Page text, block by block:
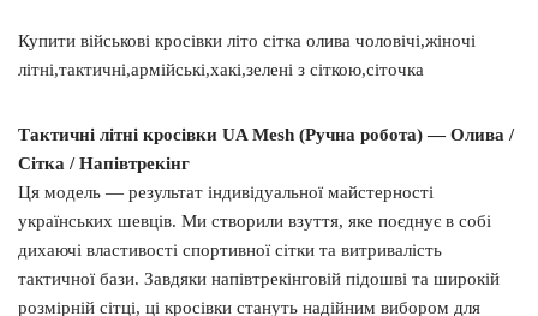
Купити військові кросівки літо сітка олива чоловічі,жіночі
літні,тактичні,армійські,хакі,зелені з сіткою,сіточка
Тактичні літні кросівки UA Mesh (Ручна робота) — Олива /
Сітка / Напівтрекінг
Ця модель — результат індивідуальної майстерності
українських шевців. Ми створили взуття, яке поєднує в собі
дихаючі властивості спортивної сітки та витривалість
тактичної бази. Завдяки напівтрекінговій підошві та широкій
розмірній сітці, ці кросівки стануть надійним вибором для